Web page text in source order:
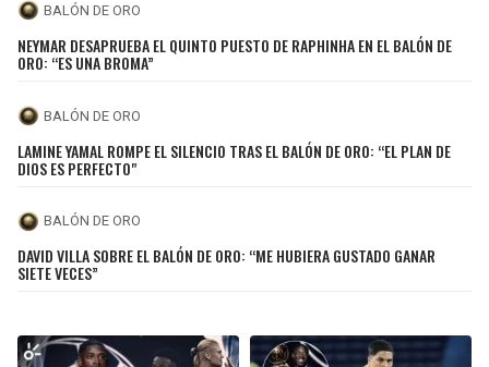
BALÓN DE ORO
NEYMAR DESAPRUEBA EL QUINTO PUESTO DE RAPHINHA EN EL BALÓN DE
ORO: “ES UNA BROMA”
BALÓN DE ORO
LAMINE YAMAL ROMPE EL SILENCIO TRAS EL BALÓN DE ORO: “EL PLAN DE
DIOS ES PERFECTO"
BALÓN DE ORO
DAVID VILLA SOBRE EL BALÓN DE ORO: “ME HUBIERA GUSTADO GANAR
SIETE VECES”